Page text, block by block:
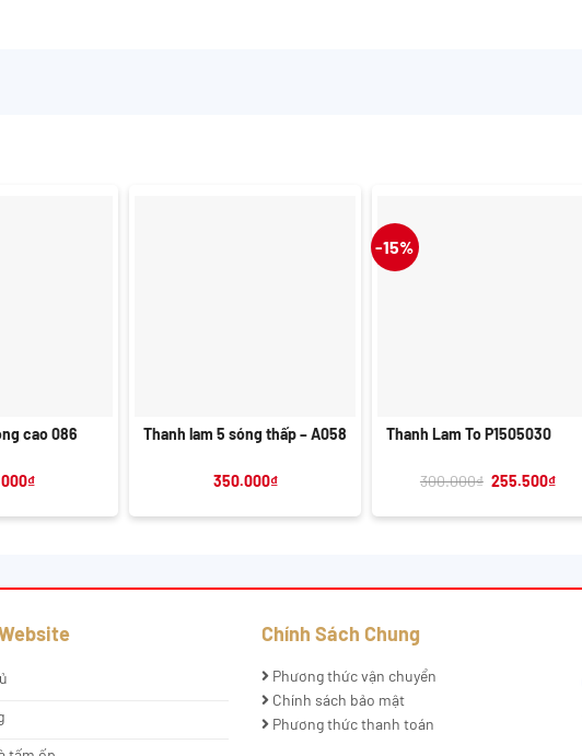
cao 086
₫
Thanh lam 5 sóng thấp – A058
350.000₫
-15%
Thanh Lam To P1505030
300.000₫ Giá
255.500₫Giá
Chính Sách Chung
Phương thức vận chuyển
Chính sách bảo mật
Phương thức thanh toán